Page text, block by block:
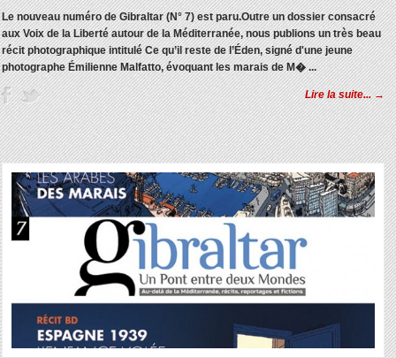
Le nouveau numéro de Gibraltar (N° 7) est paru.Outre un dossier consacré
aux Voix de la Liberté autour de la Méditerranée, nous publions un très beau
récit photographique intitulé Ce qu’il reste de l’Éden, signé d'une jeune
photographe Émilienne Malfatto, évoquant les marais de M� ...
Lire la suite... →